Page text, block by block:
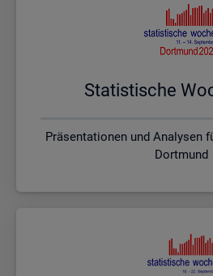
Sta­tis­ti­sche
Präsentationen und Analysen
Dortmund